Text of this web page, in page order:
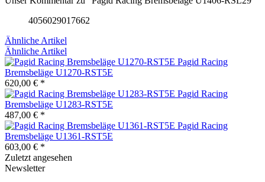
4056029017662
Ähnliche Artikel
Ähnliche Artikel
Pagid Racing
Bremsbeläge U1270-RST5E
620,00 € *
Pagid Racing
Bremsbeläge U1283-RST5E
487,00 € *
Pagid Racing
Bremsbeläge U1361-RST5E
603,00 € *
Zuletzt angesehen
Newsletter